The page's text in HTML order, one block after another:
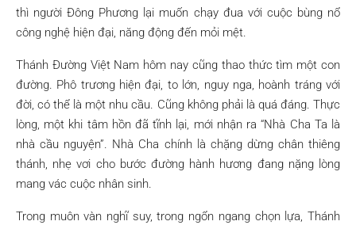
thì người Đông Phương lại muốn chạy đua với cuộc bùng nổ
công nghệ hiện đại, năng động đến mỏi mệt.
Thánh Đường Việt Nam hôm nay cũng thao thức tìm một con
đường. Phô trương hiện đại, to lớn, nguy nga, hoành tráng với
đời, có thể là một nhu cầu. Cũng không phải là quá đáng. Thực
lòng, một khi tâm hồn đã tĩnh lại, mới nhận ra “Nhà Cha Ta là
nhà cầu nguyện”. Nhà Cha chính là chặng dừng chân thiêng
thánh, nhẹ vơi cho bước đường hành hương đang nặng lòng
mang vác cuộc nhân sinh.
Trong muôn vàn nghĩ suy, trong ngổn ngang chọn lựa, Thánh